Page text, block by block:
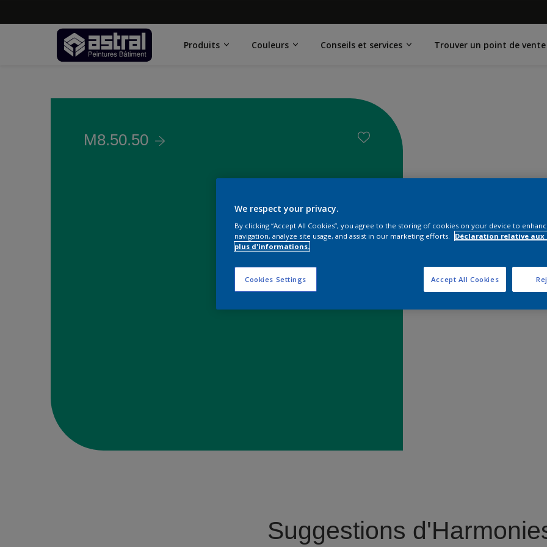
Produits Couleurs Conseils et services Trouver un point de vente
M8.50.50
Trouver
Suggestions
We respect your privacy.
By clicking “Accept All Cookies”, you agree to the storing of cookies on your device to
navigation, analyze site usage, and assist in our marketing efforts.
Déclaration relative aux
plus d'informations.
Cookies Settings Accept All Cookies